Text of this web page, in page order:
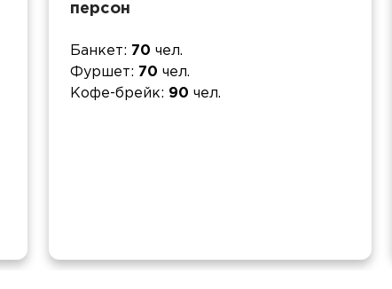
персон
Банкет 70 чел.
Фуршет
70 чел.
Кофе-брейк
90 чел.